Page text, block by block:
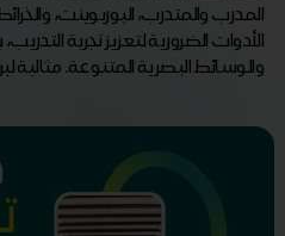
المدرب والمتدرب، البوربوينت،
الأدوات الضرورية لتعزيز تجربة
والوسائط البصرية المتنوعة. مثالية